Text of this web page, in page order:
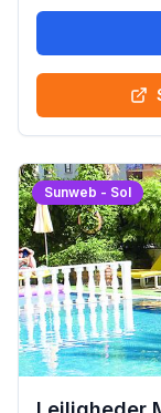
Sunweb - Sol